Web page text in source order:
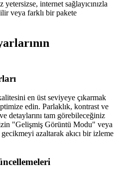
yetersizse, internet sağlayıcınızla
veya farklı bir pakete
en üst seviyeye çıkarmak
edin. Parlaklık, kontrast ve
detaylarını tam görebileceğiniz
"Gelişmiş Görüntü Modu" veya
azaltarak akıcı bir izleme